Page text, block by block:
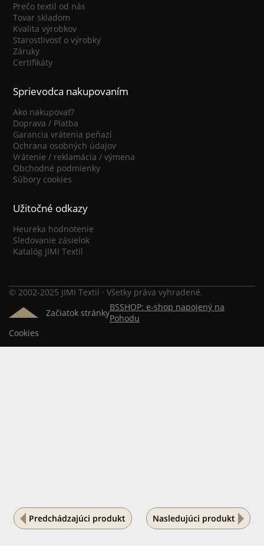
Predchádzajúci produkt Nasledujúci produkt
Prečo textil od nás
Tovar skladom
Kvalita výrobkov
Starostlivosť o výrobky
Záruky
Certifikáty
Sprievodca nakupovaním
Ako nakupovať?
Doprava / Platba
Garancia vrátenia peňazí
Ochrana osobných údajov
Vrátenie / reklamácia / výmena
Obchodné podmienky
Súbory cookies
Užitočné odkazy
Heureka hodnotenie
Sledovanie zásielok
Katalóg JIMI Textil
© 2002-2025 JIMI Textil · Všetky práva vyhradené.
Začiatok stránkyBSSHOP: e-shop napojený na
Pohodu
Cookies